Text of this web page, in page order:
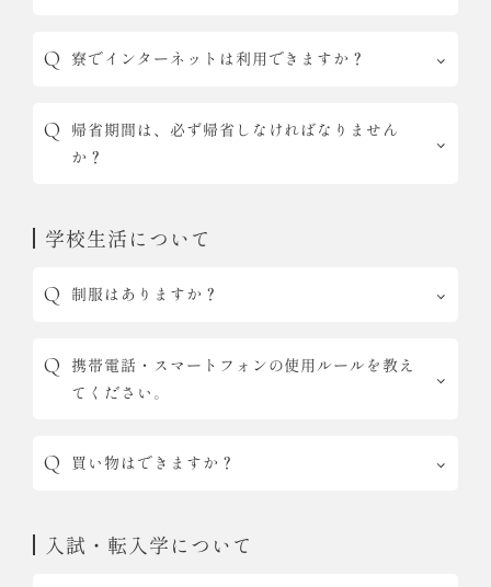
寮でインターネットは利用できますか？
帰省期間は、必ず帰省しなければなりません
か？
学校生活について
制服はありますか？
携帯電話・スマートフォンの使用ルールを教え
てください。
買い物はできますか？
入試・転入学について